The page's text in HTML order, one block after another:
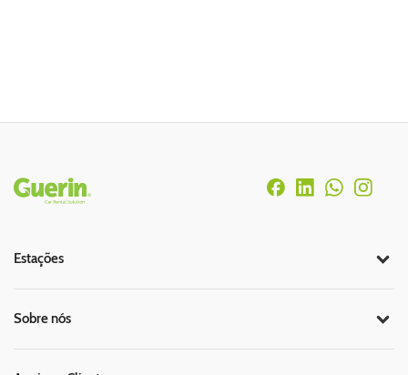
Rodapé
Estações
Sobre nós